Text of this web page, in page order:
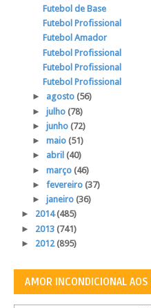
Futebol de Base
Futebol Profissional
Futebol Amador
Futebol Profissional
Futebol Profissional
Futebol Profissional
► agosto (56)
► julho (78)
► junho (72)
► maio (51)
► abril (40)
► março (46)
► fevereiro (37)
► janeiro (36)
► 2014(485)
► 2013 (741)
► 2012(895)
AMOR INCONDICIONAL AOS